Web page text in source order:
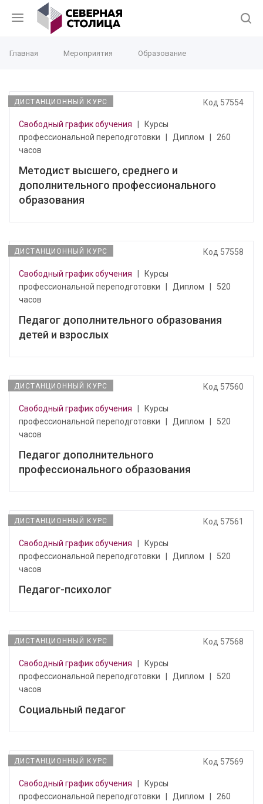
Главная Мероприятия Образование
ДИСТАНЦИОННЫЙ КУРС Код 57554
Свободный график обучения
Курсы
профессиональной переподготовки
Диплом
260
часов
Методист высшего, среднего и
дополнительного профессионального
образования
ДИСТАНЦИОННЫЙ КУРС Код 57558
Свободный график обучения
Курсы
профессиональной переподготовки
Диплом
520
часов
Педагог дополнительного образования
детей и взрослых
ДИСТАНЦИОННЫЙ КУРС Код 57560
Свободный график обучения
Курсы
профессиональной переподготовки
Диплом
520
часов
Педагог дополнительного
профессионального образования
ДИСТАНЦИОННЫЙ КУРС Код 57561
Свободный график обучения
Курсы
профессиональной переподготовки
Диплом
520
часов
Педагог-психолог
ДИСТАНЦИОННЫЙ КУРС Код 57568
Свободный график обучения
Курсы
профессиональной переподготовки
Диплом
520
часов
Социальный педагог
ДИСТАНЦИОННЫЙ КУРС Код 57569
Свободный график обучения
Курсы
профессиональной переподготовки
Диплом
260